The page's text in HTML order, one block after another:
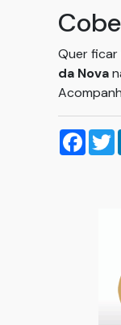
Quer ficar
da Nova